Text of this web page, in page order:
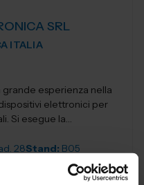
SRL
ITALIA
grande esperienza nella
elettronici per
Si esegue la
28Stand: B05